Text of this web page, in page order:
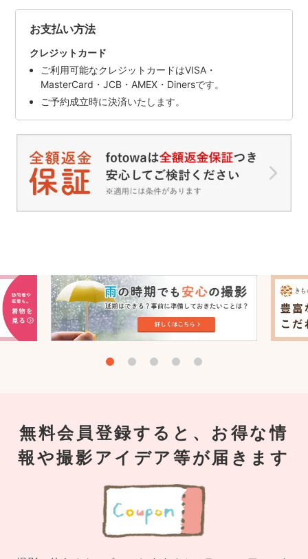
お支払い方法
クレジットカード
ご利用可能なクレジットカードはVISA・
MasterCard・JCB・AMEX・Dinersです。
ご予約成立時に決済いたします。
無料会員登録すると、お得な情
報や撮影アイデア等が届きます